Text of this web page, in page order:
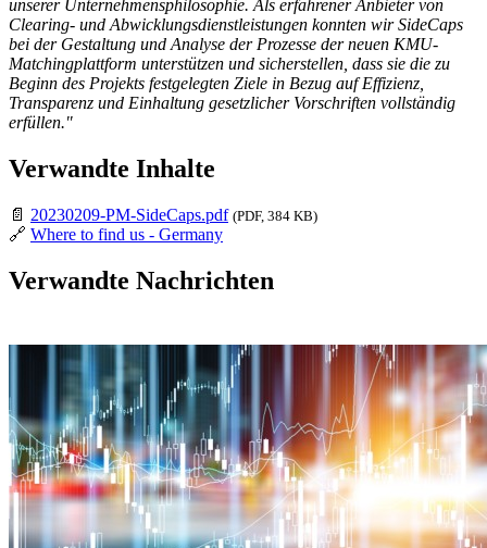
unserer Unternehmensphilosophie. Als erfahrener Anbieter von
Clearing- und Abwicklungsdienstleistungen konnten wir SideCaps
bei der Gestaltung und Analyse der Prozesse der neuen KMU-
Matchingplattform unterstützen und sicherstellen, dass sie die zu
Beginn des Projekts festgelegten Ziele in Bezug auf Effizienz,
Transparenz und Einhaltung gesetzlicher Vorschriften vollständig
erfüllen."
Verwandte Inhalte
📄 20230209-PM-SideCaps.pdf (PDF, 384 KB)
🔗 Where to find us - Germany
Verwandte Nachrichten